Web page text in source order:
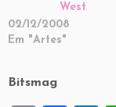
West
02/12/2008
Em "Artes"
Bitsmag